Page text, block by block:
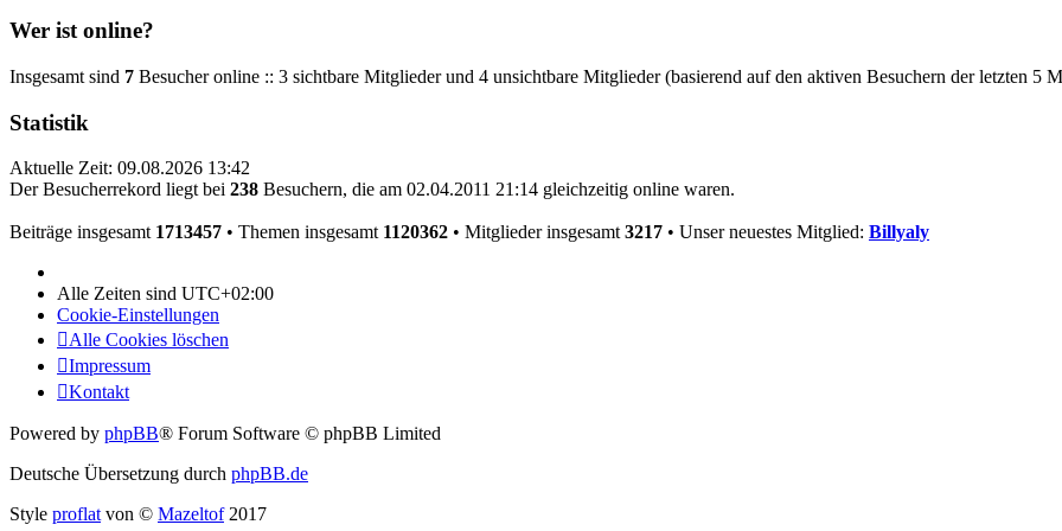
Wer ist online?
Insgesamt sind 7 Besucher online :: 3 sichtbare Mitglieder und 4 unsichtbare Mitglieder (basierend auf den aktiven Besuchern der letzten 5
Statistik
Aktuelle Zeit: 09.08.2026 13:42
Der Besucherrekord liegt bei 238 Besuchern, die am 02.04.2011 21:14 gleichzeitig online waren.
Beiträge insgesamt 1713457 • Themen insgesamt 1120362 • Mitglieder insgesamt 3217 • Unser neuestes Mitglied: Billyaly
Alle Zeiten sind UTC+02:00
Cookie-Einstellungen
Alle Cookies löschen
Impressum
Kontakt
Powered by phpBB® Forum Software © phpBB Limited
Deutsche Übersetzung durch phpBB.de
Style proflat von © Mazeltof2017